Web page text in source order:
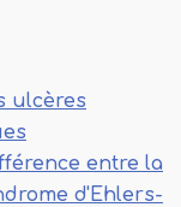
ulcères
entre la
d'Ehlers-